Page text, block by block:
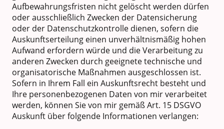
Aufbewahrungsfristen nicht gelöscht werden dürfen
oder ausschließlich Zwecken der Datensicherung
oder der Datenschutzkontrolle dienen, sofern die
Auskunftserteilung einen unverhältnismäßig hohen
Aufwand erfordern würde und die Verarbeitung zu
anderen Zwecken durch geeignete technische und
organisatorische Maßnahmen ausgeschlossen ist.
Sofern in Ihrem Fall ein Auskunftsrecht besteht und
Ihre personenbezogenen Daten von mir verarbeitet
werden, können Sie von mir gemäß Art. 15 DSGVO
Auskunft über folgende Informationen verlangen: